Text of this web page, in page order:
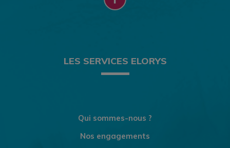
LES SERVICES ELORYS
Qui sommes-nous ?
Nos engagements